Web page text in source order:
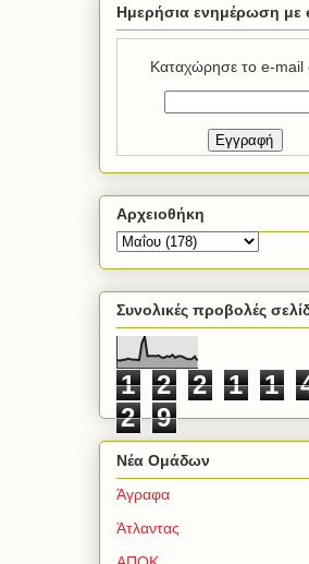
Ημερήσια ενημέρωση με
Καταχώρησε το e-mail
Αρχειοθήκη
Συνολικές προβολές
1 2 2 1 1
2
9
Νέα Ομάδων
Άγραφα
Άτλαντας